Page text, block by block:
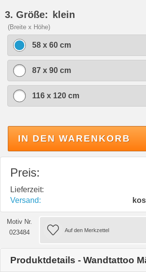
3. Größe: klein
(Breite x Höhe)
58 x 60 cm
87 x 90 cm
116 x 120 cm
IN DEN WARENKORB
Preis:
Lieferzeit:
Versand:
Motiv Nr.
023484
Produktdetails - Wandtattoo